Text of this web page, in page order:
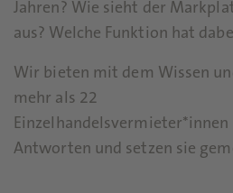
Jahren? Wie sieht der
aus? Welche Funktion hat
Wir bieten mit dem Wissen
mehr als 22
Antworten und setzen sie